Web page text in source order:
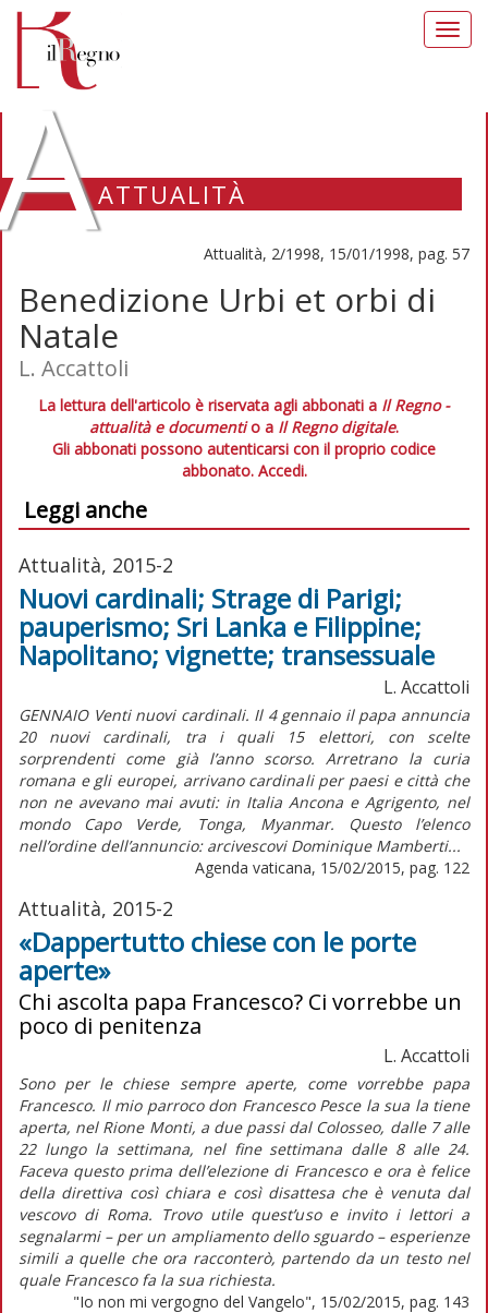
ATTUALITÀ
Attualità, 2/1998, 15/01/1998, pag. 57
Benedizione Urbi et orbi di
Natale
L. Accattoli
La lettura dell'articolo è riservata agli abbonati a Il Regno -
attualità e documentio a Il Regno digitale.
Gli abbonati possono autenticarsi con il proprio codice
abbonato. Accedi.
Leggi anche
Attualità, 2015-2
Nuovi cardinali; Strage di Parigi;
pauperismo; Sri Lanka e Filippine;
Napolitano; vignette; transessuale
L. Accattoli
GENNAIO Venti nuovi cardinali. Il 4 gennaio il papa annuncia
20 nuovi cardinali, tra i quali 15 elettori, con scelte
sorprendenti come già l’anno scorso. Arretrano la curia
romana e gli europei, arrivano cardinali per paesi e città che
non ne avevano mai avuti: in Italia Ancona e Agrigento, nel
mondo Capo Verde, Tonga, Myanmar. Questo l’elenco
nell’ordine dell’annuncio: arcivescovi Dominique Mamberti...
Agenda vaticana, 15/02/2015, pag. 122
Attualità, 2015-2
«Dappertutto chiese con le porte
aperte»
Chi ascolta papa Francesco? Ci vorrebbe un
poco di penitenza
L. Accattoli
Sono per le chiese sempre aperte, come vorrebbe papa
Francesco. Il mio parroco don Francesco Pesce la sua la tiene
aperta, nel Rione Monti, a due passi dal Colosseo, dalle 7 alle
22 lungo la settimana, nel fine settimana dalle 8 alle 24.
Faceva questo prima dell’elezione di Francesco e ora è felice
della direttiva così chiara e così disattesa che è venuta dal
vescovo di Roma. Trovo utile quest’uso e invito i lettori a
segnalarmi – per un ampliamento dello sguardo – esperienze
simili a quelle che ora racconterò, partendo da un testo nel
quale Francesco fa la sua richiesta.
"Io non mi vergogno del Vangelo", 15/02/2015, pag. 143